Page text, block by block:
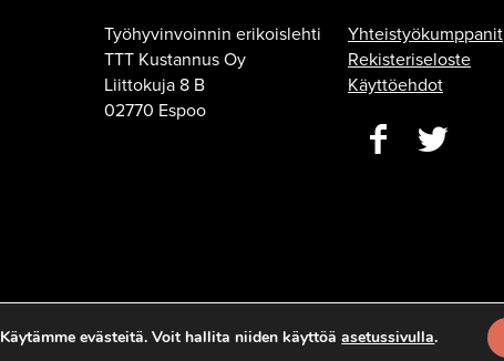
Työhyvinvoinnin erikoislehti
TTT Kustannus Oy
Liittokuja 8 B
02770 Espoo
Yhteistyökumppanit
Rekisteriseloste
Käyttöehdot
Käytämme evästeitä. Voit hallita niiden käyttöäasetussivulla.